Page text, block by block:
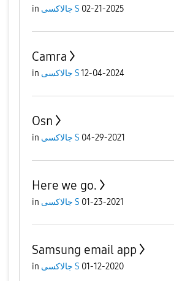
in جالاكسى S 02-21-2025
Camra
in جالاكسى S12-04-2024
Osn
in جالاكسى S 04-29-2021
Here we go.
in جالاكسى S 01-23-2021
Samsung email app
in جالاكسى S 01-12-2020